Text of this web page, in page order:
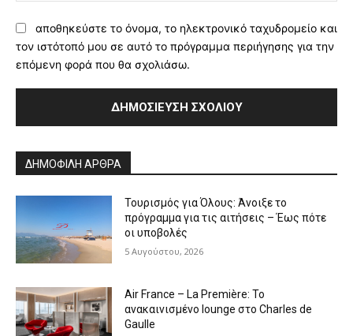
αποθηκεύστε το όνομα, το ηλεκτρονικό ταχυδρομείο και
τον ιστότοπό μου σε αυτό το πρόγραμμα περιήγησης για την
επόμενη φορά που θα σχολιάσω.
ΔΗΜΟΦΙΛΗ ΑΡΘΡΑ
Τουρισμός για Όλους: Άνοιξε το
πρόγραμμα για τις αιτήσεις – Έως πότε
οι υποβολές
5 Αυγούστου, 2026
Air France – La Première: Το
ανακαινισμένο lounge στο Charles de
Gaulle